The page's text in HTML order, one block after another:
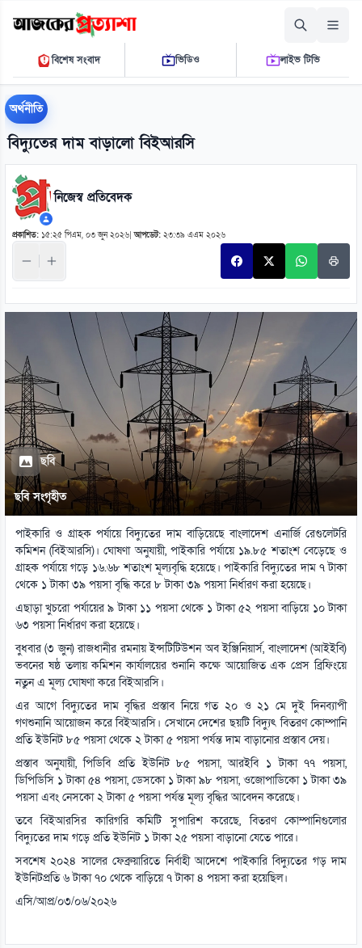
বৃহস্পতিবার, ০৬ আগস্ট ২০২৬
০৪ ৪২ ০১ এ.এম.THE DAILY AJKER PROTTASHA
বিশেষ সংবাদ ভিডিও লাইভ টিভি
অর্থনীতি
বিদ্যুতের দাম বাড়ালো বিইআরসি
নিজেস্ব প্রতিবেদক
প্রকাশিত: ১৫:২৫ পিএম, ০৩ জুন ২০২৬ |আপডেট: ২৩:৩৯ এএম ২০২৬
ছবি
ছবি সংগৃহীত
পাইকারি ও গ্রাহক পর্যায়ে বিদ্যুতের দাম বাড়িয়েছে বাংলাদেশ এনার্জি রেগুলেটরি
কমিশন (বিইআরসি)। ঘোষণা অনুযায়ী, পাইকারি পর্যায়ে ১৯.৮৫ শতাংশ বেড়েছে ও
গ্রাহক পর্যায়ে গড়ে ১৬.৬৮ শতাংশ মূল্যবৃদ্ধি হয়েছে। পাইকারি বিদ্যুতের দাম ৭ টাকা
থেকে ১ টাকা ৩৯ পয়সা বৃদ্ধি করে ৮ টাকা ৩৯ পয়সা নির্ধারণ করা হয়েছে।
এছাড়া খুচরো পর্যায়ের ৯ টাকা ১১ পয়সা থেকে ১ টাকা ৫২ পয়সা বাড়িয়ে ১০ টাকা
৬৩ পয়সা নির্ধারণ করা হয়েছে।
বুধবার (৩ জুন) রাজধানীর রমনায় ইন্সটিটিউশন অব ইঞ্জিনিয়ার্স, বাংলাদেশ (আইইবি)
ভবনের ষষ্ঠ তলায় কমিশন কার্যালয়ের শুনানি কক্ষে আয়োজিত এক প্রেস ব্রিফিংয়ে
নতুন এ মূল্য ঘোষণা করে বিইআরসি।
এর আগে বিদ্যুতের দাম বৃদ্ধির প্রস্তাব নিয়ে গত ২০ ও ২১ মে দুই দিনব্যাপী
গণশুনানি আয়োজন করে বিইআরসি। সেখানে দেশের ছয়টি বিদ্যুৎ বিতরণ কোম্পানি
প্রতি ইউনিট ৮৫ পয়সা থেকে ২ টাকা ৫ পয়সা পর্যন্ত দাম বাড়ানোর প্রস্তাব দেয়।
প্রস্তাব অনুযায়ী, পিডিবি প্রতি ইউনিট ৮৫ পয়সা, আরইবি ১ টাকা ৭৭ পয়সা,
ডিপিডিসি ১ টাকা ৫৪ পয়সা, ডেসকো ১ টাকা ৯৮ পয়সা, ওজোপাডিকো ১ টাকা ৩৯
পয়সা এবং নেসকো ২ টাকা ৫ পয়সা পর্যন্ত মূল্য বৃদ্ধির আবেদন করেছে।
তবে বিইআরসির কারিগরি কমিটি সুপারিশ করেছে, বিতরণ কোম্পানিগুলোর
বিদ্যুতের দাম গড়ে প্রতি ইউনিট ১ টাকা ২৫ পয়সা বাড়ানো যেতে পারে।
সবশেষ ২০২৪ সালের ফেব্রুয়ারিতে নির্বাহী আদেশে পাইকারি বিদ্যুতের গড় দাম
ইউনিটপ্রতি ৬ টাকা ৭০ থেকে বাড়িয়ে ৭ টাকা ৪ পয়সা করা হয়েছিল।
এসি/আপ্র/০৩/০৬/২০২৬